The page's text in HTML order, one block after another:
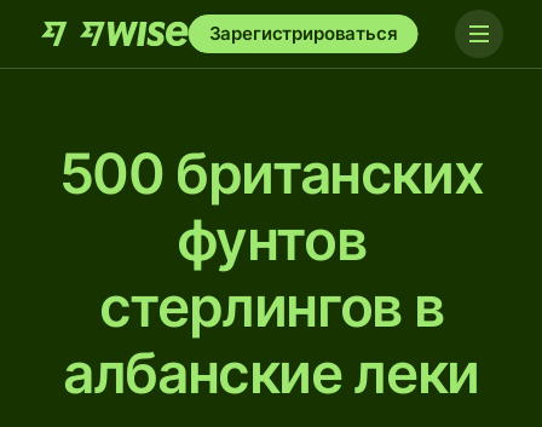
Зарегистрироваться
500 британских
фунтов
стерлингов в
албанские леки